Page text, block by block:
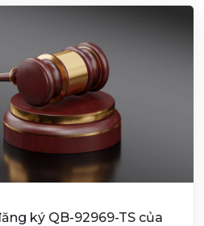
ký QB-92969-TS của